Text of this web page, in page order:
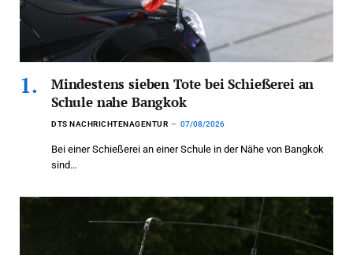
Mindestens sieben Tote bei Schießerei an
Schule nahe Bangkok
DTS NACHRICHTENAGENTUR 07/08/2026
Bei einer Schießerei an einer Schule in der Nähe von Bangkok
sind…